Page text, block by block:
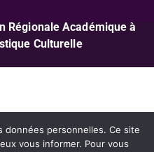
Régionale Académique à
Culturelle
données personnelles. Ce site
vous informer. Pour vous